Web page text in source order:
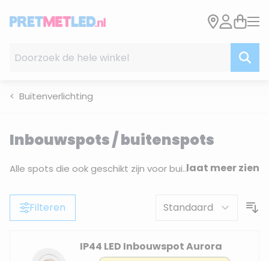
Buitenverlichting
Inbouwspots / buitenspots
Alle spots die ook geschikt zijn voor buiten vind je hier. Deze inbouwspots kunnen in een dakgoot, veranda of een afdakje. Al deze spots voor buiten hebben een IP-waarde van IP44 of hoger. Deze spotjes zijnlaat meer zien
Filteren
IP44 LED Inbouwspot Aurora